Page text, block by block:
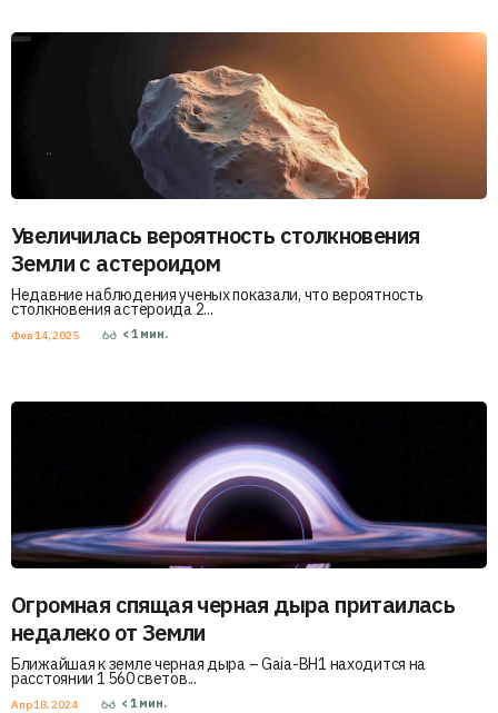
Увеличилась вероятность столкновения
Земли с астероидом
Недавние наблюдения ученых показали, что вероятность
столкновения астероида 2...
Фев 14, 2025 < 1 мин.
Огромная спящая черная дыра притаилась
недалеко от Земли
Ближайшая к земле черная дыра – Gaia-BH1 находится на
расстоянии 1 560 светов...
Апр 18, 2024 < 1 мин.